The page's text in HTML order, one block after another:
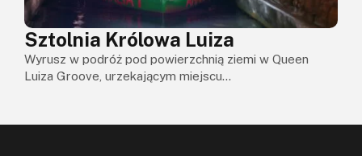
Sztolnia Królowa Luiza
Wyrusz w podróż pod powierzchnią ziemi w Queen
Luiza Groove, urzekającym miejscu...